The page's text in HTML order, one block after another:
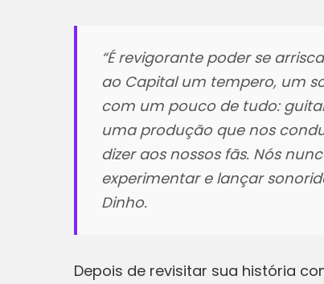
“É revigorante poder se
ao Capital um tempero, um
com um pouco de tudo:
uma produção que nos
dizer aos nossos fãs. Nós
experimentar e lançar
Dinho.
Depois de revisitar sua história